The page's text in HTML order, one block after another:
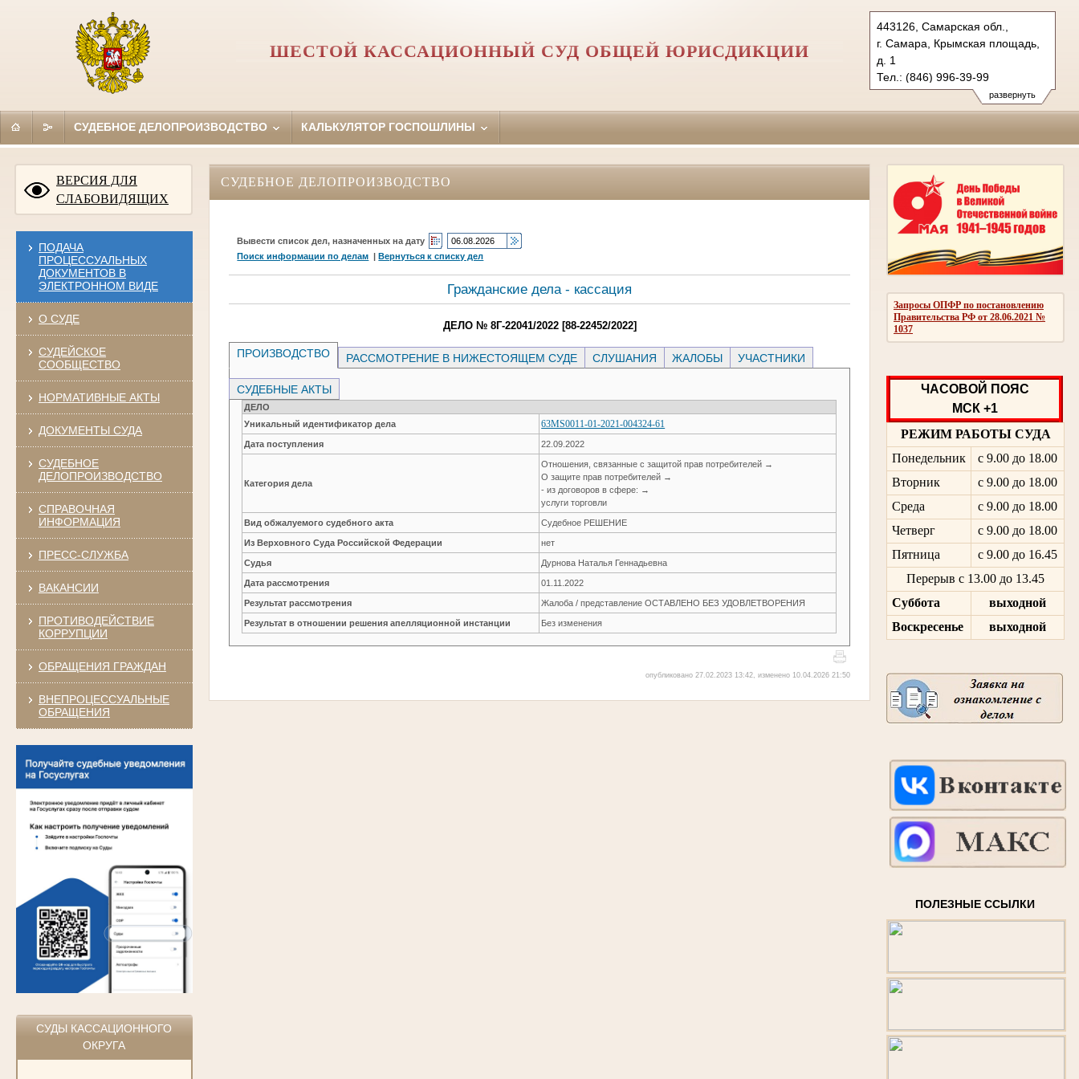
развернуть
443126, Самарская обл.,
г. Самара, Крымская площадь,
д. 1
Тел.: (846) 996-39-99
6kas@sudrf.ru
схема проезда
ШЕСТОЙ КАССАЦИОННЫЙ СУД ОБЩЕЙ ЮРИСДИКЦИИ
СУДЕБНОЕ ДЕЛОПРОИЗВОДСТВО КАЛЬКУЛЯТОР ГОСПОШЛИНЫ
ВЕРСИЯ ДЛЯ
СЛАБОВИДЯЩИХ
ПОДАЧА
ПРОЦЕССУАЛЬНЫХ
ДОКУМЕНТОВ В
ЭЛЕКТРОННОМ ВИДЕ
О СУДЕ
СУДЕЙСКОЕ
СООБЩЕСТВО
НОРМАТИВНЫЕ АКТЫ
ДОКУМЕНТЫ СУДА
СУДЕБНОЕ
ДЕЛОПРОИЗВОДСТВО
СПРАВОЧНАЯ
ИНФОРМАЦИЯ
ПРЕСС-СЛУЖБА
ВАКАНСИИ
ПРОТИВОДЕЙСТВИЕ
КОРРУПЦИИ
ОБРАЩЕНИЯ ГРАЖДАН
ВНЕПРОЦЕССУАЛЬНЫЕ
ОБРАЩЕНИЯ
СУДЫ КАССАЦИОННОГО
ОКРУГА
Запросы ОПФР по постановлению
Правительства РФ от 28.06.2021 №
1037
ЧАСОВОЙ ПОЯС
МСК +1
РЕЖИМ РАБОТЫ СУДА
Понедельник
с 9.00 до 18.00
Вторник
с 9.00 до 18.00
Среда
с 9.00 до 18.00
Четверг
с 9.00 до 18.00
Пятница
с 9.00 до 16.45
Перерыв с 13.00 до 13.45
Суббота
выходной
Воскресенье
выходной
ПОЛЕЗНЫЕ ССЫЛКИ
СУДЕБНОЕ ДЕЛОПРОИЗВОДСТВО
Вывести список дел, назначенных на дату
Поиск информации по делам |Вернуться к списку дел
Гражданские дела - кассация
ДЕЛО № 8Г-22041/2022 [88-22452/2022]
ПРОИЗВОДСТВО РАССМОТРЕНИЕ В НИЖЕСТОЯЩЕМ СУДЕ СЛУШАНИЯ ЖАЛОБЫ УЧАСТНИКИ
СУДЕБНЫЕ АКТЫ
ДЕЛО
Уникальный идентификатор дела
63MS0011-01-2021-004324-61
Дата поступления 22.09.2022
Категория дела
Отношения, связанные с защитой прав потребителей →
О защите прав потребителей →
- из договоров в сфере: →
услуги торговли
Вид обжалуемого судебного акта Судебное РЕШЕНИЕ
Из Верховного Суда Российской Федерации нет
Судья Дурнова Наталья Геннадьевна
Дата рассмотрения 01.11.2022
Результат рассмотрения Жалоба / представление ОСТАВЛЕНО БЕЗ УДОВЛЕТВОРЕНИЯ
Результат в отношении решения апелляционной инстанции Без изменения
опубликовано 27.02.2023 13:42, изменено 10.04.2026 21:50